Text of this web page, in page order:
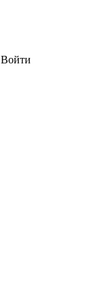
Войти